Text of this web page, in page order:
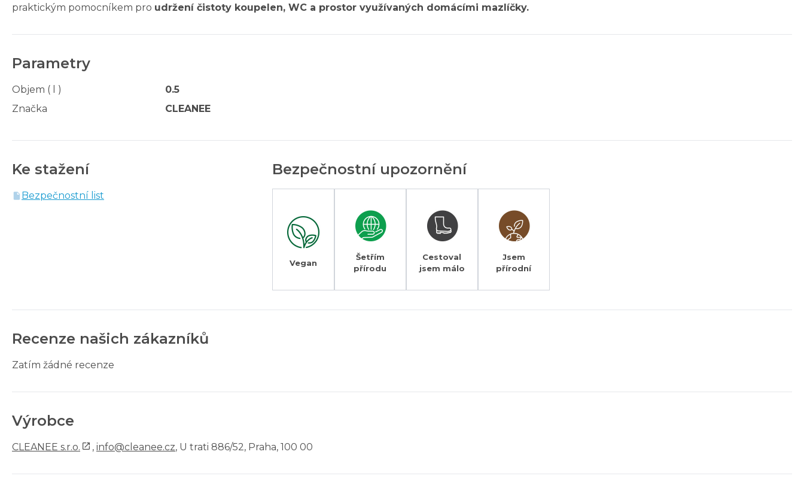
praktickým pomocníkem pro udržení čistoty koupelen, WC a prostor využívaných domácími mazlíčky.
Parametry
Objem ( l )
0.5
Značka
CLEANEE
Ke stažení
Bezpečnostní list
Bezpečnostní upozornění
Vegan
Šetřím
přírodu
Cestoval
jsem málo
Jsem
přírodní
Recenze našich zákazníků
Zatím žádné recenze
Výrobce
CLEANEE s.r.o. , info@cleanee.cz, U trati 886/52, Praha, 100 00